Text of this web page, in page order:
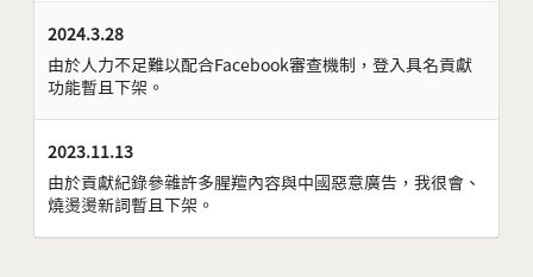
2024.3.28
由於人力不足難以配合Facebook審查機制，登入具名貢獻
功能暫且下架。
2023.11.13
由於貢獻紀錄參雜許多腥羶內容與中國惡意廣告，我很會、
燒燙燙新詞暫且下架。